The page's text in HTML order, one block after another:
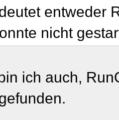
entweder
nicht
ich auch,